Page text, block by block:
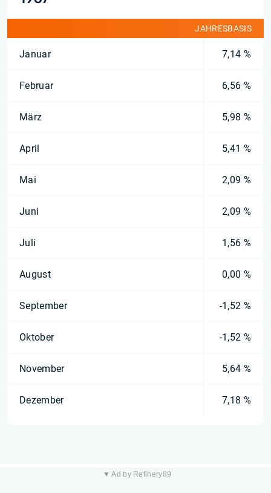
JAHRESBASIS
Januar 7,14 %
Februar 6,56 %
März 5,98 %
April 5,41 %
Mai 2,09 %
Juni 2,09 %
Juli 1,56 %
August 0,00 %
September -1,52 %
Oktober -1,52 %
November 5,64 %
Dezember 7,18 %
▼ Ad by Refinery89